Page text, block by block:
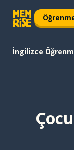
İngilizce